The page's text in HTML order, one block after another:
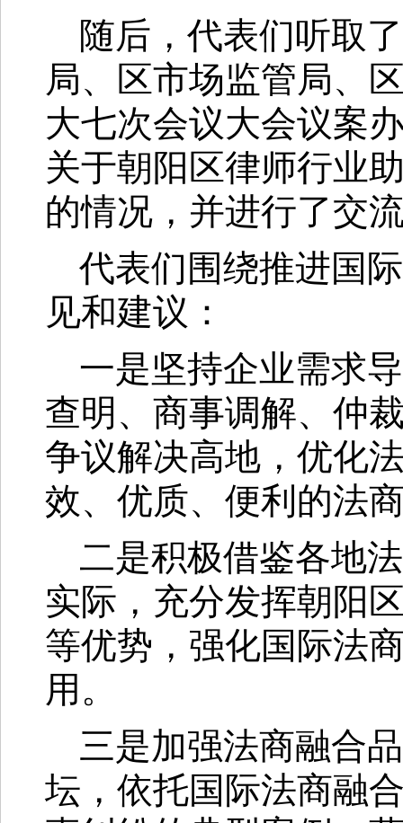
随后，代表们听取
局、区市场监管局、
大七次会议大会议案
关于朝阳区律师行业
的情况，并进行了交
代表们围绕推进国
见和建议：
一是坚持企业需求
查明、商事调解、仲
争议解决高地，优化
效、优质、便利的法
二是积极借鉴各地
实际，充分发挥朝阳
等优势，强化国际法
用。
三是加强法商融合
坛，依托国际法商融